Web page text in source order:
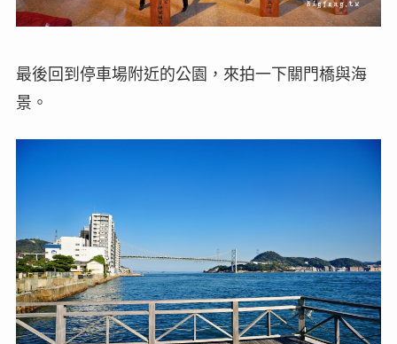
最後回到停車場附近的公園，來拍一下關門橋與海
景。